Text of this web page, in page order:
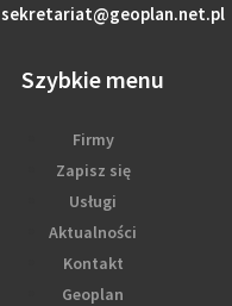
sekretariat@geoplan.net.pl
Szybkie menu
Firmy
Zapisz się
Usługi
Aktualności
Kontakt
Geoplan